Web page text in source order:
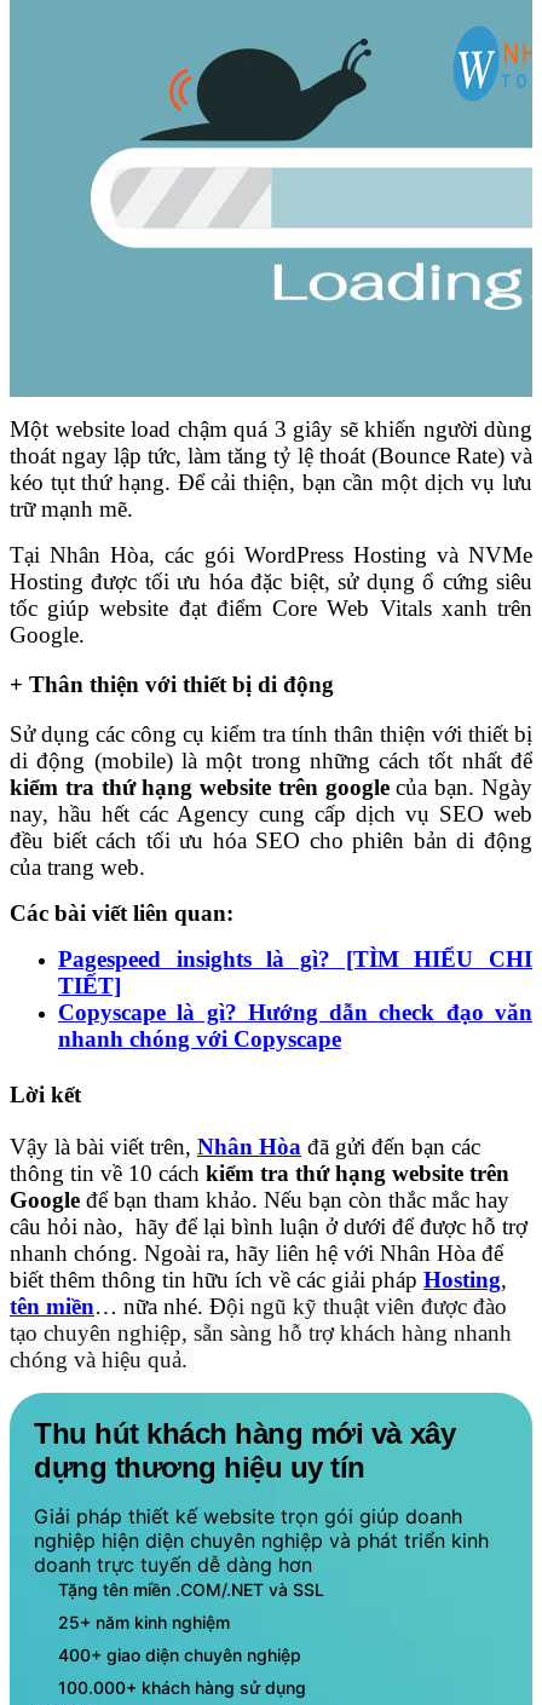
Một website load chậm quá 3 giây sẽ khiến người dùng
thoát ngay lập tức, làm tăng tỷ lệ thoát (Bounce Rate) và
kéo tụt thứ hạng. Để cải thiện, bạn cần một dịch vụ lưu
trữ mạnh mẽ.
Tại Nhân Hòa, các gói WordPress Hosting và NVMe
Hosting được tối ưu hóa đặc biệt, sử dụng ổ cứng siêu
tốc giúp website đạt điểm Core Web Vitals xanh trên
Google.
+ Thân thiện với thiết bị di động
Sử dụng các công cụ kiểm tra tính thân thiện với thiết bị
di động (mobile) là một trong những cách tốt nhất để
kiểm tra thứ hạng website trên googlecủa bạn. Ngày
nay, hầu hết các Agency cung cấp dịch vụ SEO web
đều biết cách tối ưu hóa SEO cho phiên bản di động
của trang web.
Các bài viết liên quan:
Pagespeed insights là gì? [TÌM HIỂU CHI
TIẾT]
Copyscape là gì? Hướng dẫn check đạo văn
nhanh chóng với Copyscape
Lời kết
Vậy là bài viết trên, Nhân Hòa đã gửi đến bạn các
thông tin về 10 cách kiểm tra thứ hạng website trên
Google để bạn tham khảo. Nếu bạn còn thắc mắc hay
câu hỏi nào, hãy để lại bình luận ở dưới để được hỗ trợ
nhanh chóng. Ngoài ra, hãy liên hệ với Nhân Hòa để
biết thêm thông tin hữu ích về các giải pháp Hosting,
tên miền… nữa nhé. Đội ngũ kỹ thuật viên được đào
tạo chuyên nghiệp, sẵn sàng hỗ trợ khách hàng nhanh
chóng và hiệu quả.
Thu hút khách hàng mới và xây
dựng thương hiệu uy tín
Giải pháp thiết kế website trọn gói giúp doanh
nghiệp hiện diện chuyên nghiệp và phát triển kinh
doanh trực tuyến dễ dàng hơn
Tặng tên miền .COM/.NET và SSL
25+ năm kinh nghiệm
400+ giao diện chuyên nghiệp
100.000+ khách hàng sử dụng